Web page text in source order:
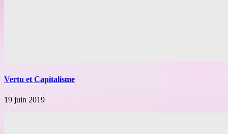
Vertu et Capitalisme
19 juin 2019